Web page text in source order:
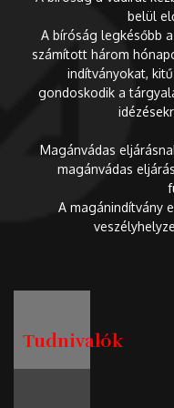
belül
A bíróság legkésőbb
számított három
indítványokat,
gondoskodik a
Magánvádas
magánvádas
A magánindítvány
Tudnivalók